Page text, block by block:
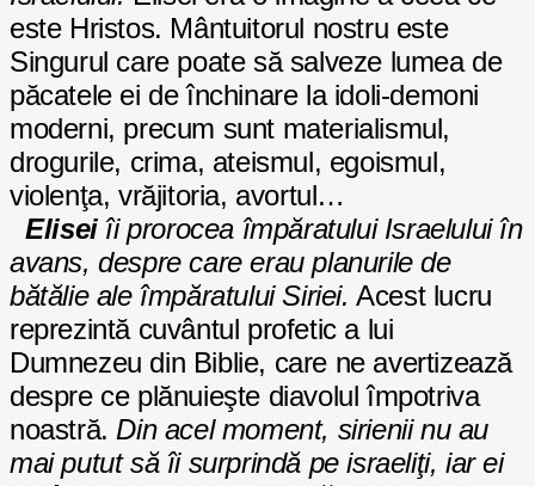
este Hristos. Mântuitorul nostru este
Singurul care poate să salveze lumea de
păcatele ei de închinare la idoli-demoni
moderni, precum sunt materialismul,
drogurile, crima, ateismul, egoismul,
violenţa, vrăjitoria, avortul…
Eliseiîi prorocea împăratului Israelului în
avans, despre care erau planurile de
bătălie ale împăratului Siriei. Acest lucru
reprezintă cuvântul profetic a lui
Dumnezeu din Biblie, care ne avertizează
despre ce plănuieşte diavolul împotriva
noastră. Din acel moment, sirienii nu au
mai putut să îi surprindă pe israeliţi, iar ei